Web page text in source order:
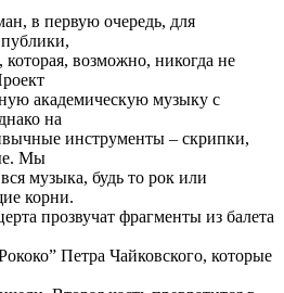
в первую очередь, для
возможно, никогда не
академическую музыку с
на
инструменты – скрипки,
Мы
музыка, будь то рок или
корни.
прозвучат фрагменты из балета
Петра Чайковского, которые